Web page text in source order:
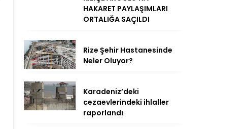
HAKARET PAYLAŞIMLARI
ORTALIĞA SAÇILDI
Rize Şehir Hastanesinde
Neler Oluyor?
Karadeniz’deki
cezaevlerindeki ihlaller
raporlandı